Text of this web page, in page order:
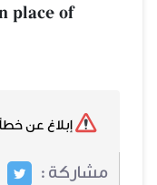
place of
مشاركة :